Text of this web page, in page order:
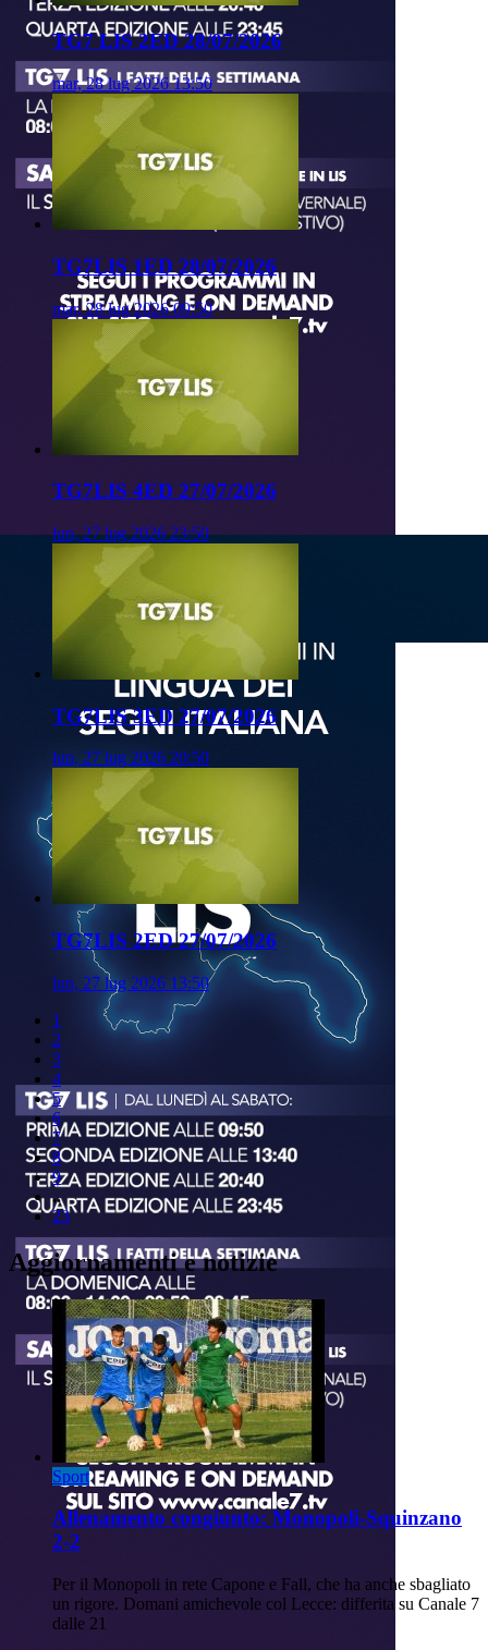
TG7 LIS 2ED 28/07/2026
mar, 28 lug 2026 13:50
TG7LIS 1ED 28/07/2026
mar, 28 lug 2026 09:50
TG7LIS 4ED 27/07/2026
lun, 27 lug 2026 23:50
TG7LIS 3ED 27/07/2026
lun, 27 lug 2026 20:50
TG7LIS 2ED 27/07/2026
lun, 27 lug 2026 13:50
1
2
3
4
5
6
7
8
9
..
23
Aggiornamenti e notizie
Sport
Allenamento congiunto: Monopoli-Squinzano
2-2
Per il Monopoli in rete Capone e Fall, che ha anche sbagliato
un rigore. Domani amichevole col Lecce: differita su Canale 7
dalle 21